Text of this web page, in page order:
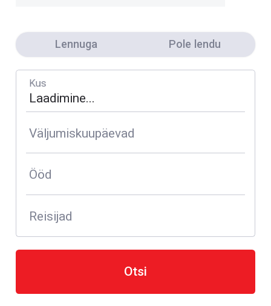
Lennuga Pole lendu
Kus
Väljumiskuupäevad
Ööd
Reisijad
Otsi